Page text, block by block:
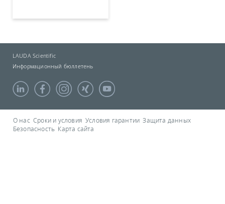
LAUDA Scientific
Информационный бюллетень
О нас Сроки и условия Условия гарантии Защита данных
Безопасность Карта сайта